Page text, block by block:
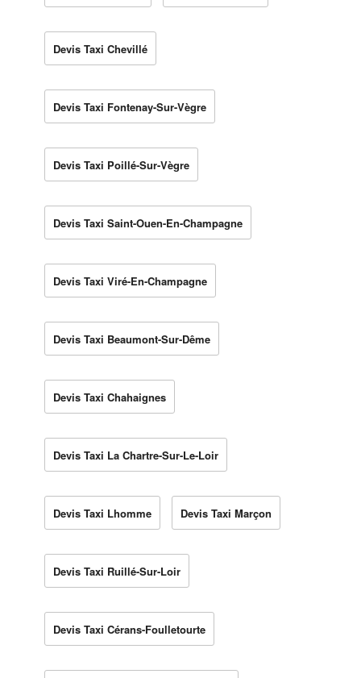
Devis Taxi Chevillé
Devis Taxi Fontenay-Sur-Vègre
Devis Taxi Poillé-Sur-Vègre
Devis Taxi Saint-Ouen-En-Champagne
Devis Taxi Viré-En-Champagne
Devis Taxi Beaumont-Sur-Dême
Devis Taxi Chahaignes
Devis Taxi La Chartre-Sur-Le-Loir
Devis Taxi Lhomme Devis Taxi Marçon
Devis Taxi Ruillé-Sur-Loir
Devis Taxi Cérans-Foulletourte